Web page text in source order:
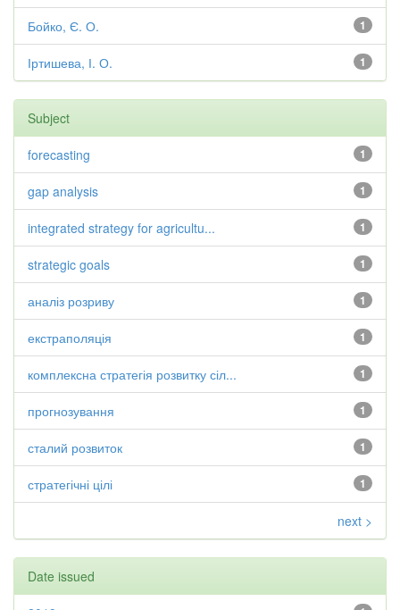
1
Бойко, Є. О.
1
Іртишева, І. О.
Subject
1
forecasting
1
gap analysis
1
integrated strategy for agricultu...
1
strategic goals
1
аналіз розриву
1
екстраполяція
1
комплексна стратегія розвитку сіл...
1
прогнозування
1
сталий розвиток
1
стратегічні цілі
next >
Date issued